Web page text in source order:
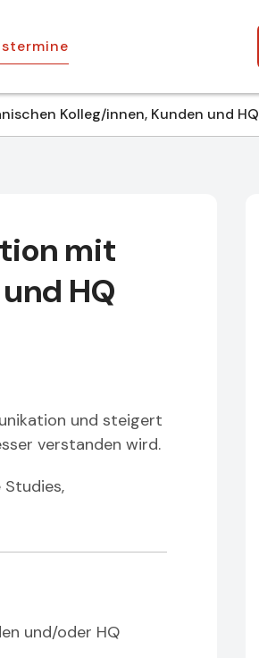
Kolleg/innen, Kunden und HQ
mit
HQ
und steigert
verstanden wird.
und/oder HQ